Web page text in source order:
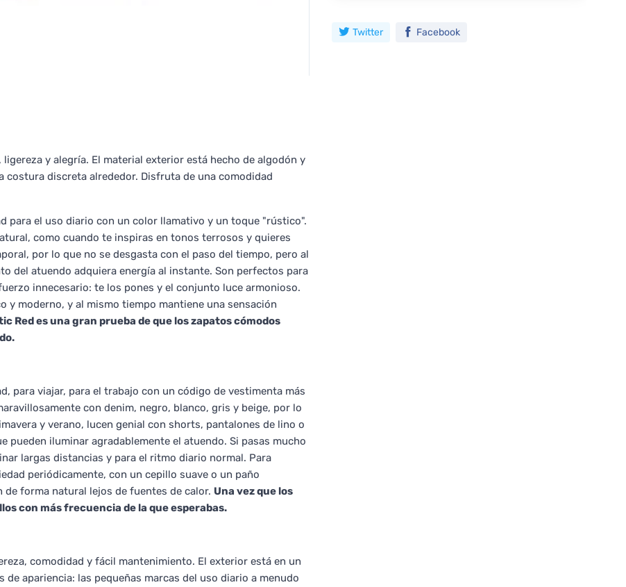
y alegría. El material exterior está hecho de algodón y
costura discreta alrededor. Disfruta de una comodidad
para el uso diario con un color llamativo y un toque "rústico".
como cuando te inspiras en tonos terrosos y quieres
por lo que no se desgasta con el paso del tiempo, pero al
del atuendo adquiera energía al instante. Son perfectos para
innecesario: te los pones y el conjunto luce armonioso.
y moderno, y al mismo tiempo mantiene una sensación
Red es una gran prueba de que los zapatos cómodos
para viajar, para el trabajo con un código de vestimenta más
con denim, negro, blanco, gris y beige, por lo
y verano, lucen genial con shorts, pantalones de lino o
pueden iluminar agradablemente el atuendo. Si pasas mucho
largas distancias y para el ritmo diario normal. Para
periódicamente, con un cepillo suave o un paño
de forma natural lejos de fuentes de calor. Una vez que los
con más frecuencia de la que esperabas.
comodidad y fácil mantenimiento. El exterior está en un
apariencia: las pequeñas marcas del uso diario a menudo
Twitter Facebook